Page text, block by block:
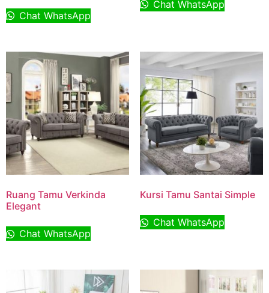
Chat WhatsApp
Chat WhatsApp
Ruang Tamu Verkinda
Elegant
Chat WhatsApp
Kursi Tamu Santai Simple
Chat WhatsApp